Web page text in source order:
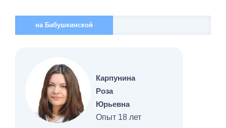
на Бабушкинской
Карпунина
Роза
Юрьевна
Опыт 18 лет